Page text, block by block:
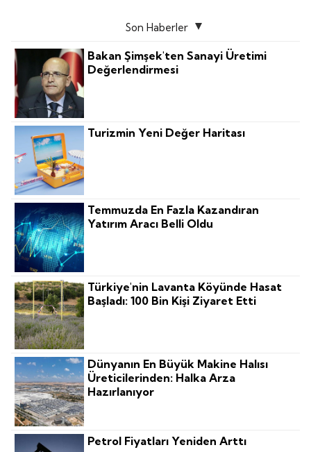
Son Haberler
Bakan Şimşek'ten Sanayi Üretimi
Değerlendirmesi
Turizmin Yeni Değer Haritası
Temmuzda En Fazla Kazandıran
Yatırım Aracı Belli Oldu
Türkiye'nin Lavanta Köyünde Hasat
Başladı: 100 Bin Kişi Ziyaret Etti
Dünyanın En Büyük Makine Halısı
Üreticilerinden: Halka Arza
Hazırlanıyor
Petrol Fiyatları Yeniden Arttı